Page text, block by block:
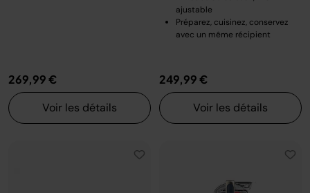
269,99 €
Voir les détails
ajustable
Préparez, cuisinez, conservez
avec un même récipient
249,99 €
Voir les détails